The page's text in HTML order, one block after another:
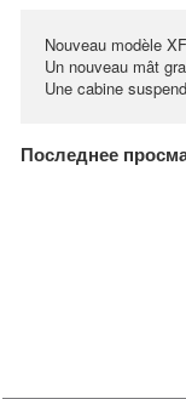
Nouveau modèle
Un nouveau mât
Une cabine
Последнее